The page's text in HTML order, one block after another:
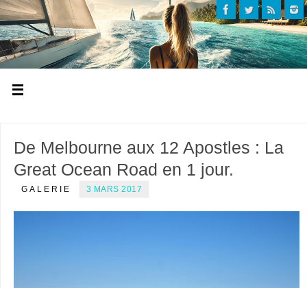
De Melbourne aux 12 Apostles : La
Great Ocean Road en 1 jour.
GALERIE 3 MARS 2017